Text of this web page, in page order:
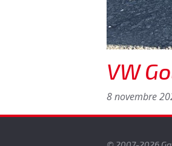
VW
8 novembre